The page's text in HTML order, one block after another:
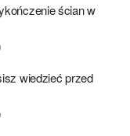
ścian w
wiedzieć przed